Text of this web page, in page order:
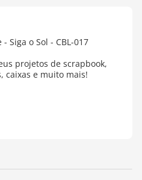
Siga o Sol - CBL-017
projetos de scrapbook,
caixas e muito mais!